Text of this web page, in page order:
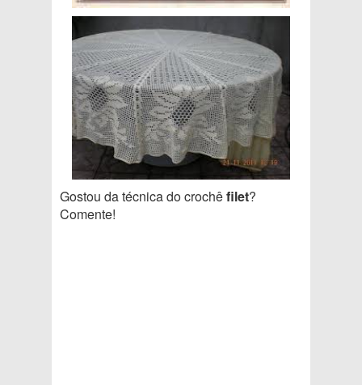
Gostou da técnica do crochêfilet?
Comente!